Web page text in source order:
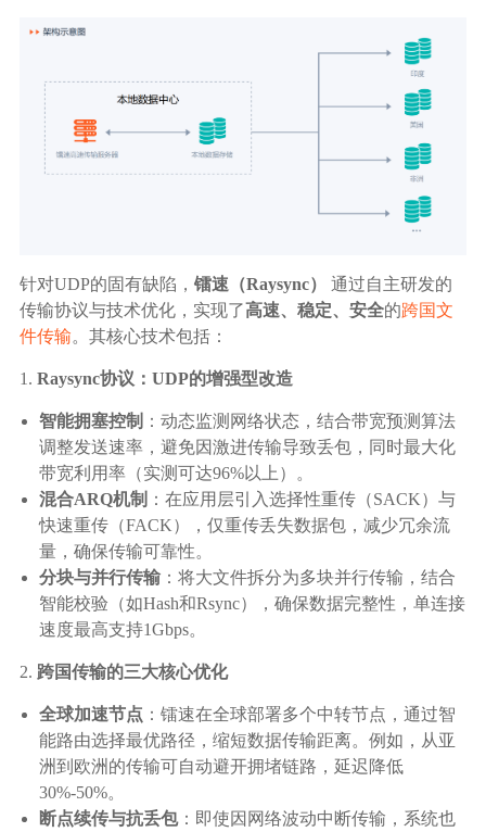
针对UDP的固有缺陷， 镭速（Raysync）
通过自主研发的
传输协议与技术优化，实现了高速、稳定、安全的跨国文
件传输。其核心技术包括：
1. Raysync协议：UDP的增强型改造
智能拥塞控制 ：动态监测网络状态，结合带宽预测算法
调整发送速率，避免因激进传输导致丢包，同时最大化
带宽利用率（实测可达96%以上）。
混合ARQ机制 ：在应用层引入选择性重传（SACK）与
快速重传（FACK），仅重传丢失数据包，减少冗余流
量，确保传输可靠性。
分块与并行传输：将大文件拆分为多块并行传输，结合
智能校验（如Hash和Rsync），确保数据完整性，单连接
速度最高支持1Gbps。
2. 跨国传输的三大核心优化
全球加速节点 ：镭速在全球部署多个中转节点，通过智
能路由选择最优路径，缩短数据传输距离。例如，从亚
洲到欧洲的传输可自动避开拥堵链路，延迟降低
30%-50%。
断点续传与抗丢包：即使因网络波动中断传输，系统也